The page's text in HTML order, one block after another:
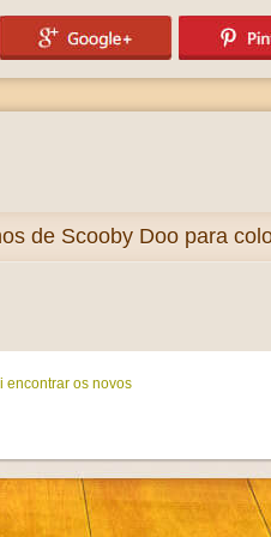
de Scooby Doo para
encontrar os novos